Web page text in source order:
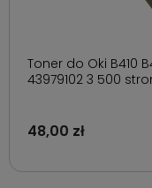
Toner do Oki B410
43979102 3 500
48,00 zł